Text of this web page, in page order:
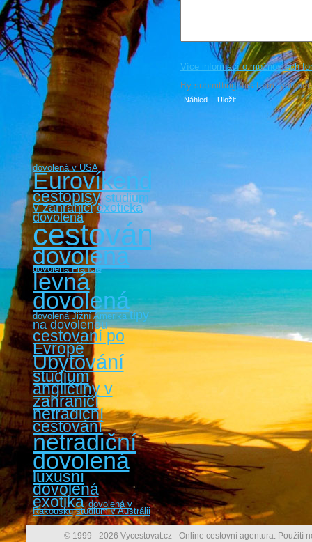
dovolená v USA
Eurovíkendy
cestopisy studium
v zahraničí exotická
dovolená
cestování
dovolená
dovolená Francie
levná
dovolená
dovolená Jižní Amerika tipy
na dovolenou
cestovaní po
Evropě
Ubytování
studium
angličtiny v
zahraničí
netradiční
cestování
netradiční
dovolená
luxusní
dovolená
exotika dovolená v
Rakousku studium v Austrálii
Více informací o možnostech
By submitting this form, you
© 1999 - 2026 Vycestovat.cz - Online cestovní agentura. Použití